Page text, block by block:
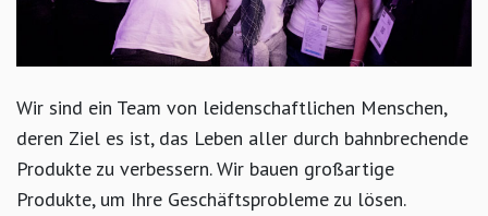
Wir sind ein Team von leidenschaftlichen Menschen,
deren Ziel es ist, das Leben aller durch bahnbrechende
Produkte zu verbessern. Wir bauen großartige
Produkte, um Ihre Geschäftsprobleme zu lösen.